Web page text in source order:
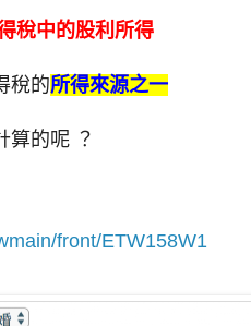
稅中的股利所得
稅的所得來源之一
算的呢 ？
front/ETW158W1